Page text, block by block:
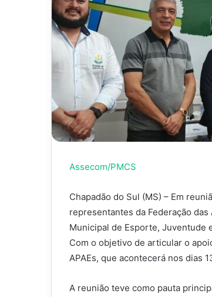
Assecom/PMCS
Chapadão do Sul (MS) – Em
representantes da Federação das
Municipal de Esporte, Juventude
Com o objetivo de articular o
APAEs, que acontecerá nos dias
A reunião teve como pauta